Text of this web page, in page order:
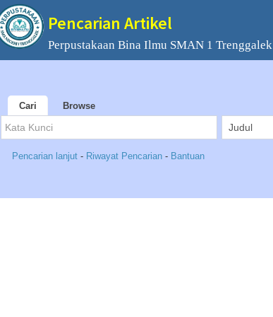
Pencarian Artikel
Perpustakaan Bina Ilmu SMAN 1 Trenggalek
Cari Browse
Pencarian lanjut - Riwayat Pencarian - Bantuan